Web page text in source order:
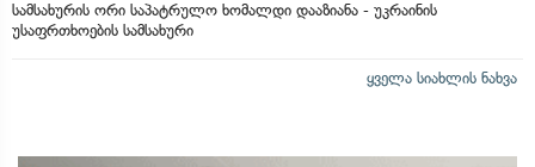
სამსახურის ორი საპატრულო ხომალდი დააზიანა - უკრაინის
უსაფრთხოების სამსახური
ყველა სიახლის ნახვა